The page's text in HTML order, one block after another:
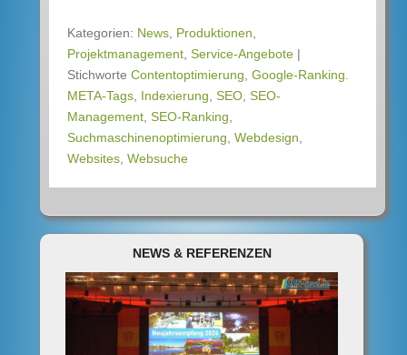
Kategorien: News Produktionen
Projektmanagement Service-Angebote |
Stichworte Contentoptimierung Google-Ranking.
META-Tags Indexierung SEO SEO-
Management SEO-Ranking
Suchmaschinenoptimierung Webdesign
Websites Websuche
NEWS & REFERENZEN